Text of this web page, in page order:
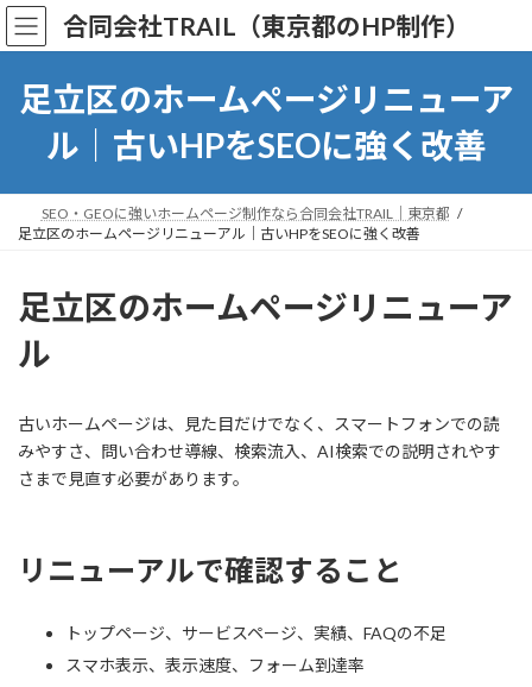
コ
ン
ナ
ビ
合同会社TRAIL（東京都のHP制作）
足立区のホームページリニューア
ル｜古いHPをSEOに強く改善
SEO・GEOに強いホームページ制作なら合同会社TRAIL｜東京都
足立区のホームページリニューアル｜古いHPをSEOに強く改善
足立区のホームページリニューア
ル
古いホームページは、見た目だけでなく、スマートフォンでの読
みやすさ、問い合わせ導線、検索流入、AI検索での説明されやす
さまで見直す必要があります。
リニューアルで確認すること
トップページ、サービスページ、実績、FAQの不足
スマホ表示、表示速度、フォーム到達率